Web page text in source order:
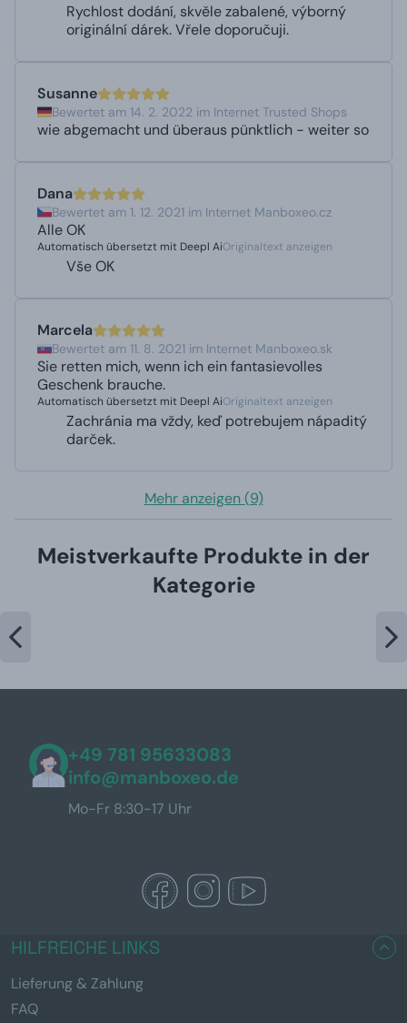
Rychlost dodání, skvěle zabalené, výborný
originální dárek. Vřele doporučuji.
Susanne
Bewertet am 14. 2. 2022 im Internet Trusted Shops
wie abgemacht und überaus pünktlich - weiter so
Dana
Bewertet am 1. 12. 2021 im Internet Manboxeo.cz
Alle OK
Automatisch übersetzt mit Deepl AiOriginaltext anzeigen
Vše OK
Marcela
Bewertet am 11. 8. 2021 im Internet Manboxeo.sk
Sie retten mich, wenn ich ein fantasievolles
Geschenk brauche.
Automatisch übersetzt mit Deepl AiOriginaltext anzeigen
Zachránia ma vždy, keď potrebujem nápaditý
darček.
Mehr anzeigen (9)
Meistverkaufte Produkte in der
Kategorie
+49 781 95633083
info@manboxeo.de
Mo-Fr 8:30-17 Uhr
HILFREICHE LINKS
Lieferung & Zahlung
FAQ